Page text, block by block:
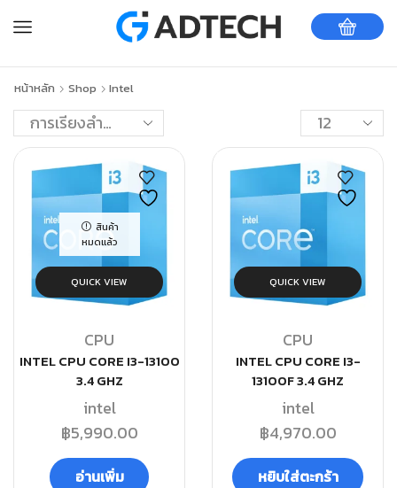
หน้าหลัก Shop Intel
สินค้า
หมดแล้ว
QUICK VIEW
CPU
INTEL CPU CORE I3-13100
3.4 GHZ
intel
฿5,990.00
อ่านเพิ่ม
QUICK VIEW
CPU
INTEL CPU CORE I3-
13100F 3.4 GHZ
intel
฿4,970.00
หยิบใส่ตะกร้า